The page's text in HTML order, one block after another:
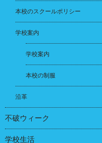
本校のスクールポリシー
学校案内
学校案内
本校の制服
沿革
不破ウィーク
学校生活